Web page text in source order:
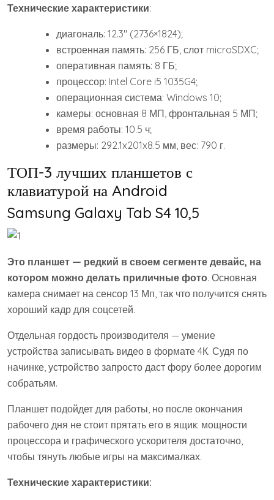
Технические характеристики:
диагональ: 12.3″ (2736×1824);
встроенная память: 256 ГБ, слот microSDXC;
оперативная память: 8 ГБ;
процессор: Intel Core i5 1035G4;
операционная система: Windows 10;
камеры: основная 8 МП, фронтальная 5 МП;
время работы: 10.5 ч;
размеры: 292.1x201x8.5 мм, вес: 790 г.
ТОП-3 лучших планшетов с
клавиатурой на Android
Samsung Galaxy Tab S4 10,5
Это планшет — редкий в своем сегменте девайс, на
котором можно делать приличные фото. Основная
камера снимает на сенсор 13 Мп, так что получится снять
хороший кадр для соцсетей.
Отдельная гордость производителя — умение
устройства записывать видео в формате 4К. Судя по
начинке, устройство запросто даст фору более дорогим
собратьям.
Планшет подойдет для работы, но после окончания
рабочего дня не стоит прятать его в ящик: мощности
процессора и графического ускорителя достаточно,
чтобы тянуть любые игры на максималках.
Технические характеристики: